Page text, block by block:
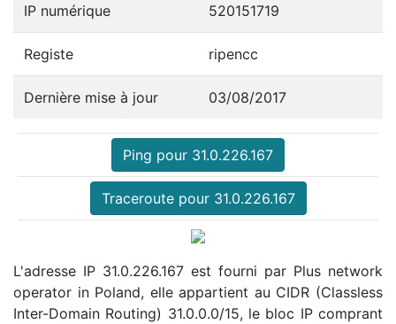
IP numérique 520151719
Registe ripencc
Dernière mise à jour 03/08/2017
Ping pour 31.0.226.167
Traceroute pour 31.0.226.167
L'adresse IP 31.0.226.167 est fourni par Plus network
operator in Poland, elle appartient au CIDR (Classless
Inter-Domain Routing) 31.0.0.0/15, le bloc IP comprant